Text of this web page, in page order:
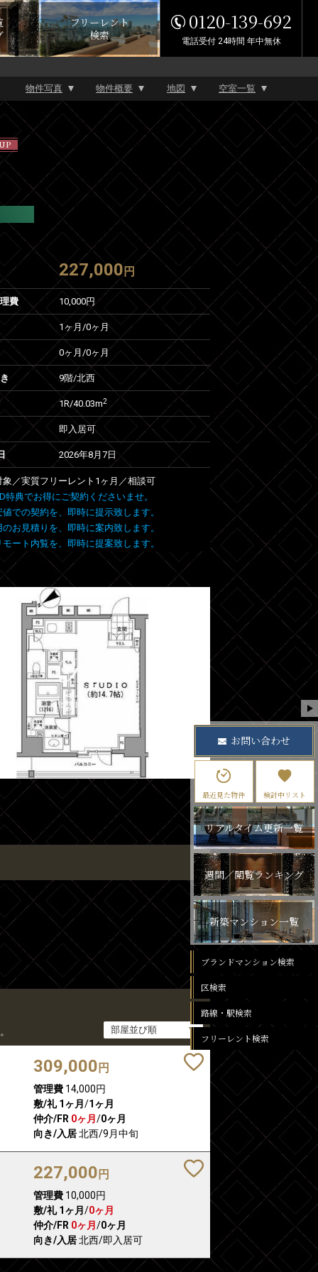
フリーレント
検索
0120-139-692
電話受付 24時間 年中無休
物件写真 物件概要 地図 空室一覧
227,000 円
費 10,000円
1ヶ月 /0ヶ月
0ヶ月 /0ヶ月
9階/北西
1R/40.03m2
即入居可
2026年8月7日
象／実質フリーレント1ヶ月／相談可
特典でお得にご契約くださいませ。
での契約を、即時に提示致します。
お見積りを、即時に案内致します。
ート内覧を、即時に提案致します。
309,000 円
管理費14,000円
敷/礼 1ヶ月 /1ヶ月
仲介/FR 0ヶ月 /0ヶ月
向き/入居北西/9月中旬
227,000 円
管理費10,000円
敷/礼 1ヶ月 /0ヶ月
仲介/FR 0ヶ月 /0ヶ月
向き/入居北西/即入居可
お問い合わせ
最近見た物件 検討中リスト
リアルタイム更新一覧
週間／閲覧ランキング
新築マンション一覧
ブランドマンション検索
区検索
路線・駅検索
フリーレント検索